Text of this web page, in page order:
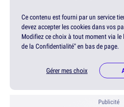
Ce contenu est fourni par un service
devez accepter les cookies dans vos
Modifiez ce choix à tout moment via le
de la Confidentialité" en bas de page.
Gérer mes choix
Publicité